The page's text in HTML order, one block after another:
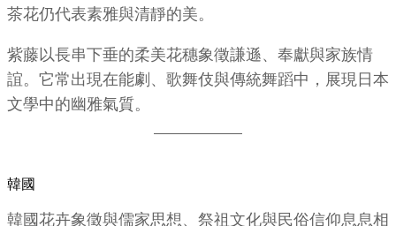
茶花仍代表素雅與清靜的美。
紫藤以長串下垂的柔美花穗象徵謙遜、奉獻與家族情
誼。它常出現在能劇、歌舞伎與傳統舞蹈中，展現日本
文學中的幽雅氣質。
韓國
韓國花卉象徵與儒家思想、祭祖文化與民俗信仰息息相